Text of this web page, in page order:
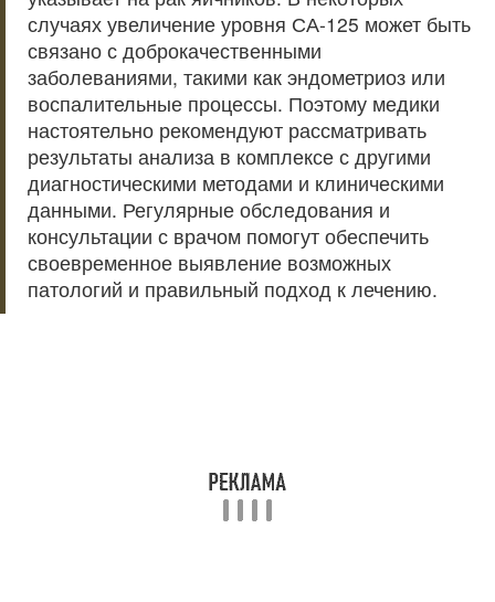
случаях увеличение уровня СА-125 может быть
связано с доброкачественными
заболеваниями, такими как эндометриоз или
воспалительные процессы. Поэтому медики
настоятельно рекомендуют рассматривать
результаты анализа в комплексе с другими
диагностическими методами и клиническими
данными. Регулярные обследования и
консультации с врачом помогут обеспечить
своевременное выявление возможных
патологий и правильный подход к лечению.